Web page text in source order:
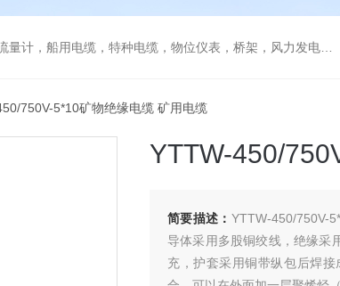
，船用电缆，特种电缆，物位仪表，桥架，风力发电用电缆
750V-5*10矿物绝缘电缆 矿用电缆
YTTW-450/
简要描述： YTTW-450/750V-
导体采用多股铜绞线，绝缘采
充，护套采用铜带纵包后焊